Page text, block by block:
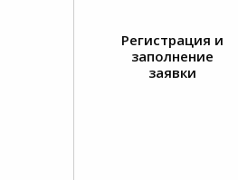
Регистрация и
заполнение
заявки